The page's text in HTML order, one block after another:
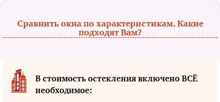
Сравнить окна по характеристикам. Какие
подходят Вам?
В стоимость остекления включено ВСЁ
необходимое: